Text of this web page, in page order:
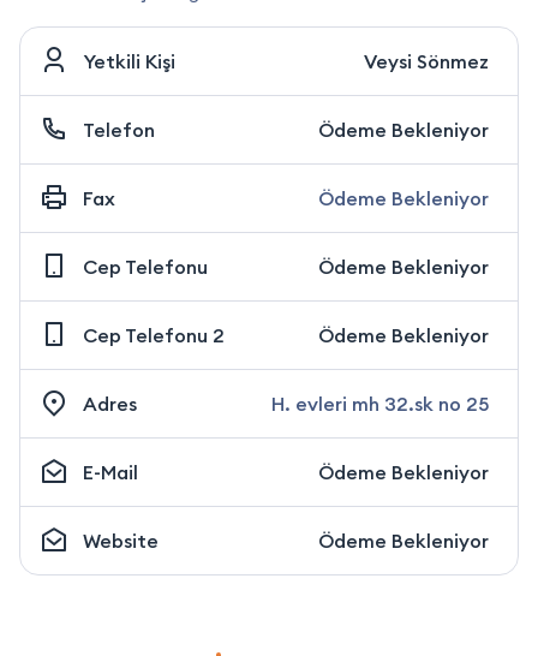
Yetkili Kişi Veysi Sönmez
Telefon Ödeme Bekleniyor
Fax Ödeme Bekleniyor
Cep Telefonu Ödeme Bekleniyor
Cep Telefonu 2 Ödeme Bekleniyor
Adres H. evleri mh 32.sk no 25
E-Mail Ödeme Bekleniyor
Website Ödeme Bekleniyor